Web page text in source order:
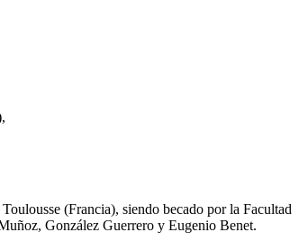
(Francia), siendo becado por la Facultad
González Guerrero y Eugenio Benet.